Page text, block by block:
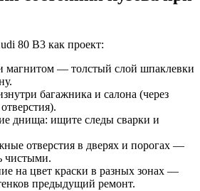
80 B3 как проект:
магнитом — толстый слой шпаклевки
багажника и салона (через
днища: ищите следы сварки и
отверстия в дверях и порогах —
чистыми.
на цвет краски в разных зонах —
предыдущий ремонт.